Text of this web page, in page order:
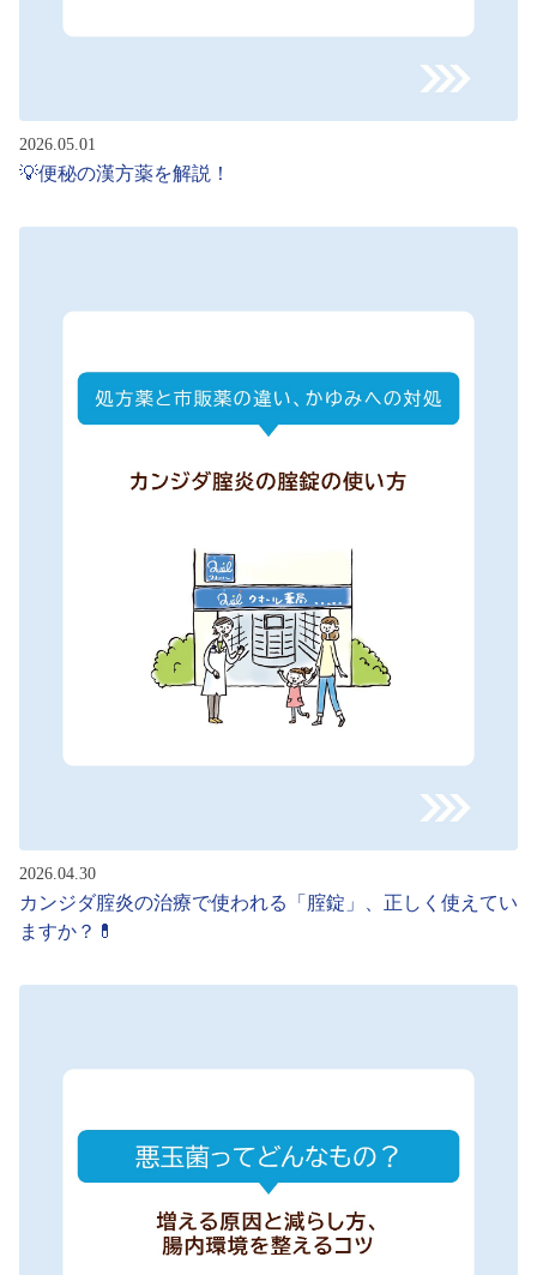
2026.05.01
💡便秘の漢方薬を解説！
2026.04.30
カンジダ腟炎の治療で使われる「腟錠」、正しく使えてい
ますか？💊